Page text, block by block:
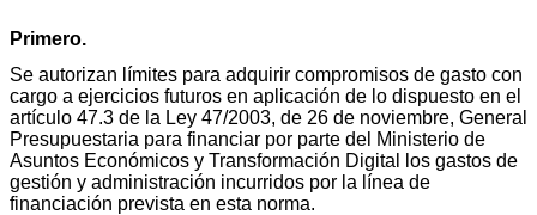
Primero.
Se autorizan límites para adquirir compromisos de gasto con
cargo a ejercicios futuros en aplicación de lo dispuesto en el
artículo 47.3 de la Ley 47/2003, de 26 de noviembre, General
Presupuestaria para financiar por parte del Ministerio de
Asuntos Económicos y Transformación Digital los gastos de
gestión y administración incurridos por la línea de
financiación prevista en esta norma.